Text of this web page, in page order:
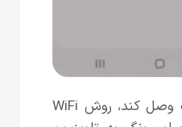
یکی دیگر از روش‌هایی که به آسانی و در زمانی کوتاه می‌تواند گوشی سامسونگ را به تلویزیون سامسونگ وصل کند، روش WiFi